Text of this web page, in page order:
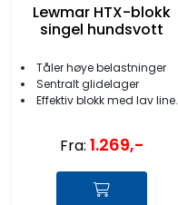
Lewmar HTX-blokk
singel hundsvott
Tåler høye belastninger
Sentralt glidelager
Effektiv blokk med lav lineslitasje
Fra: 1.269,-